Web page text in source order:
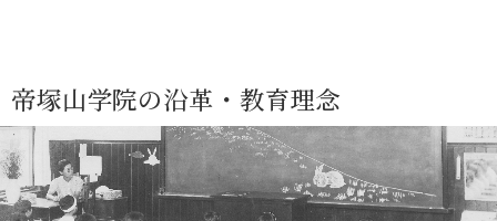
帝塚山学院の沿革・教育理念